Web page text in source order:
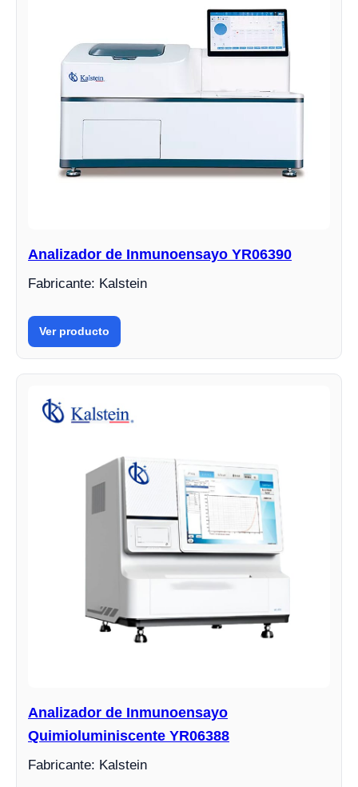
Analizador de Inmunoensayo YR06390
Fabricante: Kalstein
Ver producto
Analizador de Inmunoensayo
Quimioluminiscente YR06388
Fabricante: Kalstein